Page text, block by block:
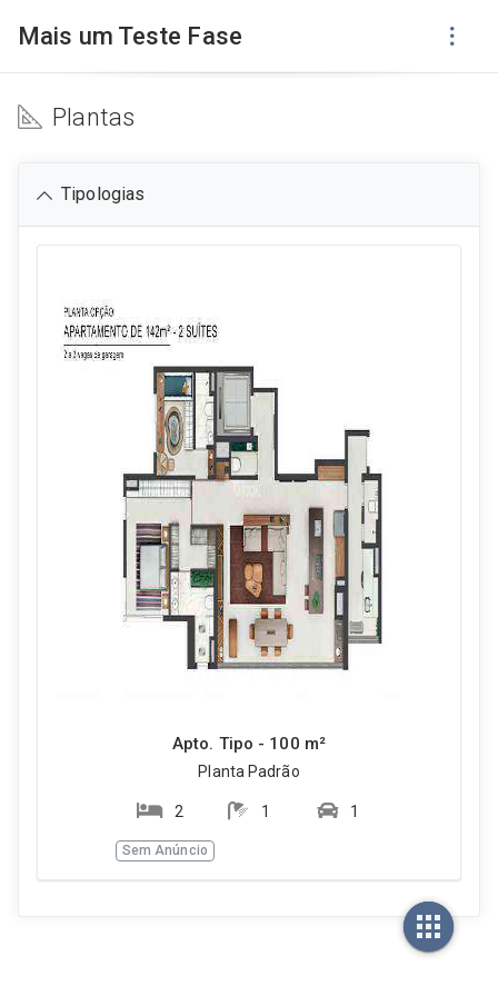
Mais um Teste Fase
Plantas
Tipologias
Apto. Tipo - 100 m²
Planta Padrão
2 1 1
Sem Anúncio